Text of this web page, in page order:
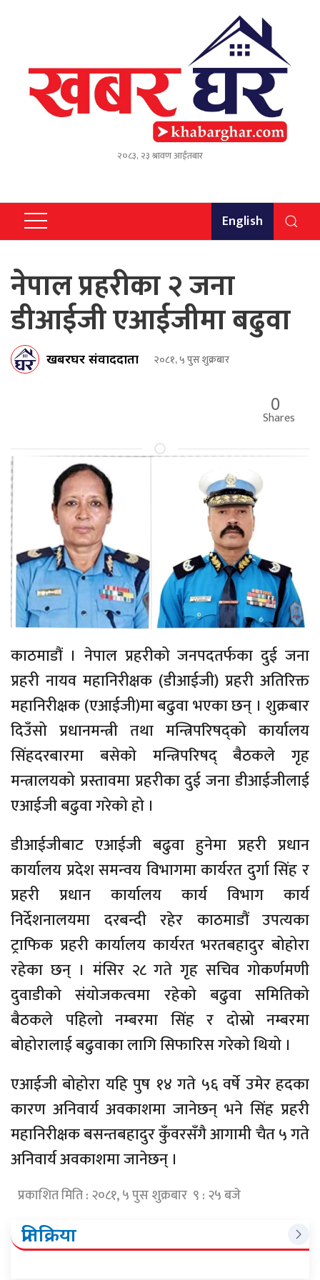
२०८३, २३ श्रावण आईतबार
English
नेपाल प्रहरीका २ जना
डीआईजी एआईजीमा बढुवा
खबरघर संवाददाता २०८१, ५ पुस शुक्रबार
0
Shares
काठमाडौं । नेपाल प्रहरीको जनपदतर्फका दुई जना
प्रहरी नायव महानिरीक्षक (डीआईजी) प्रहरी अतिरिक्त
महानिरीक्षक (एआईजी)मा बढुवा भएका छन् । शुक्रबार
दिउँसो प्रधानमन्त्री तथा मन्त्रिपरिषद्को कार्यालय
सिंहदरबारमा बसेको मन्त्रिपरिषद् बैठकले गृह
मन्त्रालयको प्रस्तावमा प्रहरीका दुई जना डीआईजीलाई
एआईजी बढुवा गरेको हो ।
डीआईजीबाट एआईजी बढुवा हुनेमा प्रहरी प्रधान
कार्यालय प्रदेश समन्वय विभागमा कार्यरत दुर्गा सिंह र
प्रहरी प्रधान कार्यालय कार्य विभाग कार्य
निर्देशनालयमा दरबन्दी रहेर काठमाडौं उपत्यका
ट्राफिक प्रहरी कार्यालय कार्यरत भरतबहादुर बोहोरा
रहेका छन् । मंसिर २८ गते गृह सचिव गोकर्णमणी
दुवाडीको संयोजकत्वमा रहेको बढुवा समितिको
बैठकले पहिलो नम्बरमा सिंह र दोस्रो नम्बरमा
बोहोरालाई बढुवाका लागि सिफारिस गरेको थियो ।
एआईजी बोहोरा यहि पुष १४ गते ५६ वर्षे उमेर हदका
कारण अनिवार्य अवकाशमा जानेछन् भने सिंह प्रहरी
महानिरीक्षक बसन्तबहादुर कुँवरसँगै आगामी चैत ५ गते
अनिवार्य अवकाशमा जानेछन् ।
प्रकाशित मिति : २०८१, ५ पुस शुक्रबार ९ : २५ बजे
प्रतिक्रिया